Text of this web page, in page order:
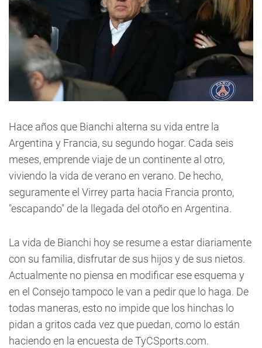
Hace años que Bianchi alterna su vida entre la
Argentina y Francia, su segundo hogar. Cada seis
meses, emprende viaje de un continente al otro,
viviendo la vida de verano en verano. De hecho,
seguramente el Virrey parta hacia Francia pronto,
"escapando" de la llegada del otoño en Argentina.
La vida de Bianchi hoy se resume a estar diariamente
con su familia, disfrutar de sus hijos y de sus nietos.
Actualmente no piensa en modificar ese esquema y
en el Consejo tampoco le van a pedir que lo haga. De
todas maneras, esto no impide que los hinchas lo
pidan a gritos cada vez que puedan, como lo están
haciendo en la encuesta de TyCSports.com.